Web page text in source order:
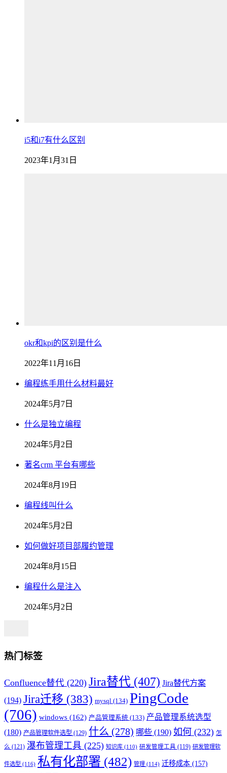
i5和i7有什么区别
2023年1月31日
okr和kpi的区别是什么
2022年11月16日
编程练手用什么材料最好
2024年5月7日
什么是独立编程
2024年5月2日
著名crm 平台有哪些
2024年8月19日
编程线叫什么
2024年5月2日
如何做好项目部履约管理
2024年8月15日
编程什么是注入
2024年5月2日
热门标签
Confluence替代 (220) Jira替代 (407) Jira替代方案
(194) Jira迁移 (383) mysql (134) PingCode
(706) windows (162) 产品管理系统 (133) 产品管理系统选型
(180) 产品管理软件选型 (129) 什么 (278) 哪些 (190) 如何 (232) 怎
么 (121) 瀑布管理工具 (225) 知识库 (110) 研发管理工具 (119) 研发管理软
件选型 (116) 私有化部署 (482) 管理 (114) 迁移成本 (157)